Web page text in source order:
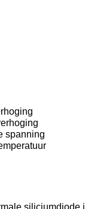
spanning
siliciumdiode